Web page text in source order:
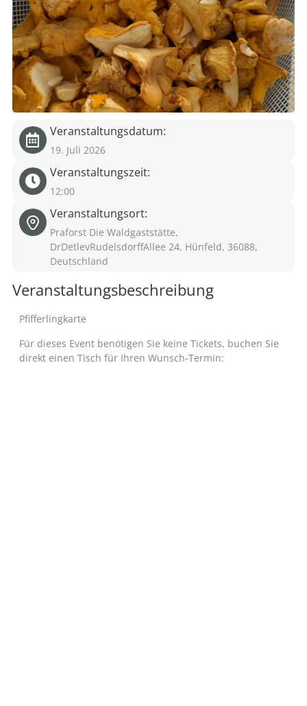
Veranstaltungsdatum:
19. Juli 2026
Veranstaltungszeit:
12:00
Veranstaltungsort:
Praforst Die Waldgaststätte,
DrDetlevRudelsdorffAllee 24, Hünfeld, 36088,
Deutschland
Veranstaltungsbeschreibung
Pfifferlingkarte
Für dieses Event benötigen Sie keine Tickets, buchen Sie
direkt einen Tisch für Ihren Wunsch-Termin: